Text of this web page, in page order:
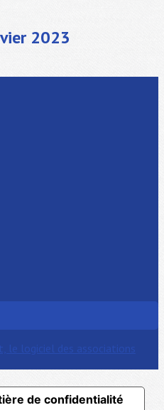
2023
le logiciel des associations
de confidentialité